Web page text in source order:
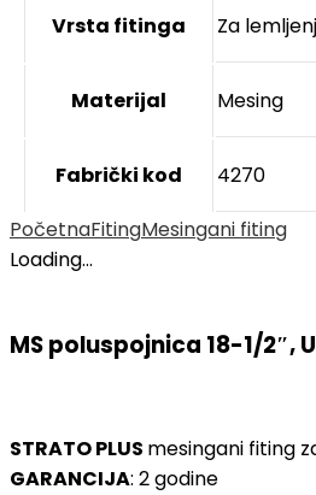
Vrsta fitinga Za
Materijal Mesing
Fabrički kod
4270
PočetnaFitingMesingani fiting
Loading...
MS poluspojnica 18-1/2″,
STRATO PLUS mesingani fiting
GARANCIJA: 2 godine